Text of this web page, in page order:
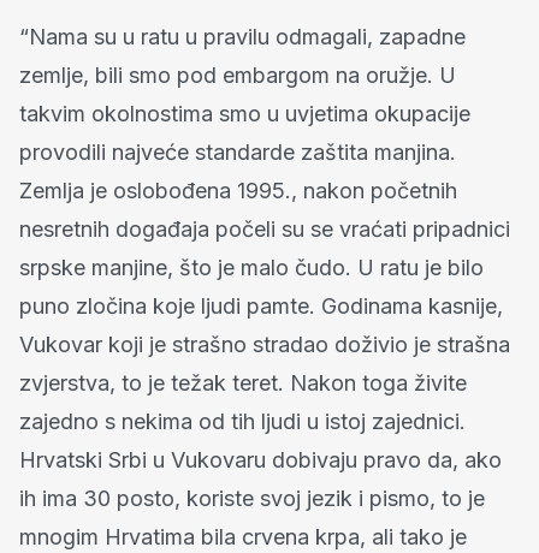
“Nama su u ratu u pravilu odmagali, zapadne
zemlje, bili smo pod embargom na oružje. U
takvim okolnostima smo u uvjetima okupacije
provodili najveće standarde zaštita manjina.
Zemlja je oslobođena 1995., nakon početnih
nesretnih događaja počeli su se vraćati pripadnici
srpske manjine, što je malo čudo. U ratu je bilo
puno zločina koje ljudi pamte. Godinama kasnije,
Vukovar koji je strašno stradao doživio je strašna
zvjerstva, to je težak teret. Nakon toga živite
zajedno s nekima od tih ljudi u istoj zajednici.
Hrvatski Srbi u Vukovaru dobivaju pravo da, ako
ih ima 30 posto, koriste svoj jezik i pismo, to je
mnogim Hrvatima bila crvena krpa, ali tako je